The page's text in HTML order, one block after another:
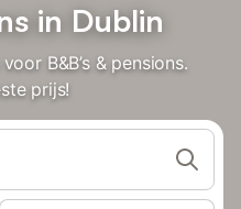
in Dublin
B&B’s & pensions.
prijs!